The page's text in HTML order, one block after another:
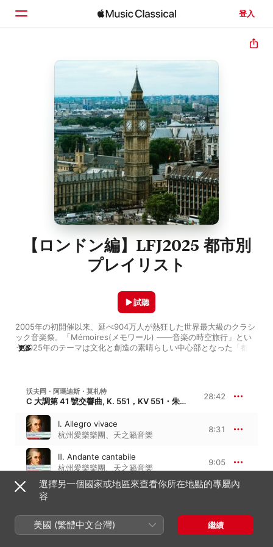
登入
首頁
搜尋
【ロンドン編】LFJ2025 都市別
プレイリスト
2005年の初開催以来、延べ904万⼈が熱狂した世界最⼤級のクラシ
ック⾳楽祭。「Mémoires(メモワール) ――音楽の時空旅行」とい
う2025年のテーマは⽂化と創造の素晴らしい中⼼部となった「都
更多
試聽
沃夫岡・阿瑪迪斯・莫札特
C 大調第 41 號交響曲, K. 551，KV 551・朱比特交響曲 28:42
Ⅰ. Allegro vivace
杭州愛樂樂團、 天之籟音樂
8:31
Ⅱ. Andante cantabile
杭州愛樂樂團、 天之籟音樂
9:05
Ⅲ. Menuetto: Allegretto – Trio
Ⅳ. Molto allegro
杭州愛樂樂團、天之籟音樂
6:23
選擇另一個國家或地區來查看你所在地點的專屬內
容
美國 (繁體中文台灣) 繼續